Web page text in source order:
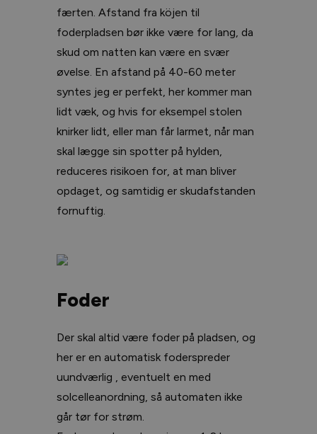
færten. Afstand fra köjen til
foderpladsen bør ikke være for lang, da
skud om natten kan være en svær
øvelse. En afstand på 40-60 meter
syntes jeg er perfekt, her kommer man
lidt væk, og hvis for eksempel stolen
knirker lidt, eller man får larmet, når man
skal lægge sin spotter på hylden,
reduceres risikoen for, at man bliver
opdaget, og samtidig er skudafstanden
fornuftig.
Foder
Der skal altid være foder på pladsen, og
her er en automatisk foderspreder
uundværlig , eventuelt en med
solcelleanordning, så automaten ikke
går tør for strøm.